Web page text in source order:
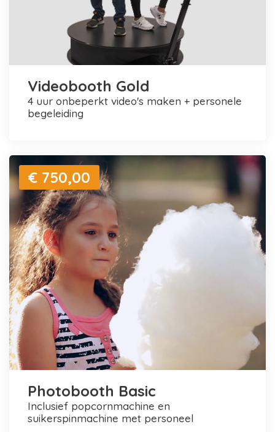
Videobooth Gold
4 uur onbeperkt video's maken + personele
begeleiding
€ 750,00
Photobooth Basic
inclusief popcornmachine en
suikerspinmachine met personeel